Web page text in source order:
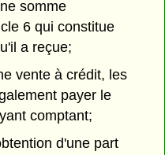
somme
6 qui constitue
a reçue;
vente à crédit, les
payer le
comptant;
d'une part